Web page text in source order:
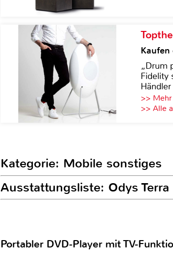
Kaufen
„Drum
Fidelity
>>
>> Alle
Kategorie: Mobile sonstiges
Ausstattungsliste: Odys Terra
Portabler DVD-Player mit TV-